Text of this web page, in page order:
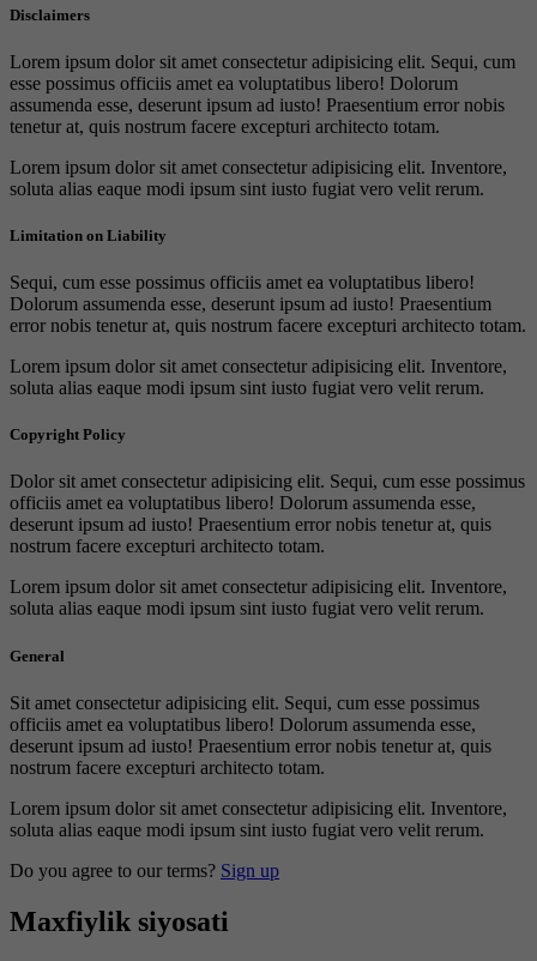
Disclaimers
Lorem ipsum dolor sit amet consectetur adipisicing elit. Sequi, cum
esse possimus officiis amet ea voluptatibus libero! Dolorum
assumenda esse, deserunt ipsum ad iusto! Praesentium error nobis
tenetur at, quis nostrum facere excepturi architecto totam.
Lorem ipsum dolor sit amet consectetur adipisicing elit. Inventore,
soluta alias eaque modi ipsum sint iusto fugiat vero velit rerum.
Limitation on Liability
Sequi, cum esse possimus officiis amet ea voluptatibus libero!
Dolorum assumenda esse, deserunt ipsum ad iusto! Praesentium
error nobis tenetur at, quis nostrum facere excepturi architecto totam.
Lorem ipsum dolor sit amet consectetur adipisicing elit. Inventore,
soluta alias eaque modi ipsum sint iusto fugiat vero velit rerum.
Copyright Policy
Dolor sit amet consectetur adipisicing elit. Sequi, cum esse possimus
officiis amet ea voluptatibus libero! Dolorum assumenda esse,
deserunt ipsum ad iusto! Praesentium error nobis tenetur at, quis
nostrum facere excepturi architecto totam.
Lorem ipsum dolor sit amet consectetur adipisicing elit. Inventore,
soluta alias eaque modi ipsum sint iusto fugiat vero velit rerum.
General
Sit amet consectetur adipisicing elit. Sequi, cum esse possimus
officiis amet ea voluptatibus libero! Dolorum assumenda esse,
deserunt ipsum ad iusto! Praesentium error nobis tenetur at, quis
nostrum facere excepturi architecto totam.
Lorem ipsum dolor sit amet consectetur adipisicing elit. Inventore,
soluta alias eaque modi ipsum sint iusto fugiat vero velit rerum.
Do you agree to our terms? Sign up
Maxfiylik siyosati